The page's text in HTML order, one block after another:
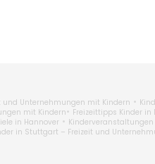
und Unternehmungen mit Kindern •
mit Kindern•Freizeittipps Kinder in
in Hannover •
in Stuttgart – Freizeit und